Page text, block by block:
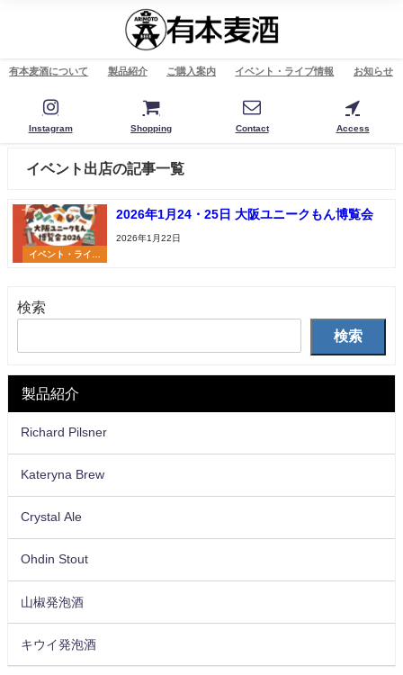
有本麦酒について 製品紹介 ご購入案内 イベント・ライブ情報 お知らせ
Instagram Shopping Contact Access
イベント出店の記事一覧
イベント・ライブ
2026年1月24・25日 大阪ユニークもん博覧会
2026年1月22日
検索
検索
製品紹介
Richard Pilsner
Kateryna Brew
Crystal Ale
Ohdin Stout
山椒発泡酒
キウイ発泡酒